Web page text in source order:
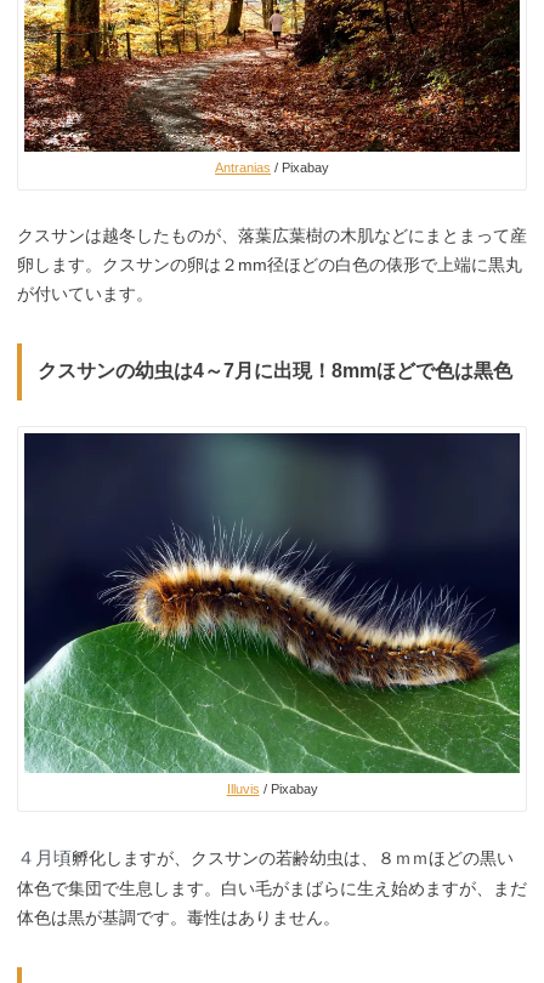
Antranias / Pixabay
クスサンは越冬したものが、落葉広葉樹の木肌などにまとまって産
卵します。クスサンの卵は２mm径ほどの白色の俵形で上端に黒丸
が付いています。
クスサンの幼虫は4～7月に出現！8mmほどで色は黒色
Illuvis / Pixabay
４月頃孵化しますが、クスサンの若齢幼虫は、８ｍｍほどの黒い
体色で集団で生息します。白い毛がまばらに生え始めますが、まだ
体色は黒が基調です。毒性はありません。